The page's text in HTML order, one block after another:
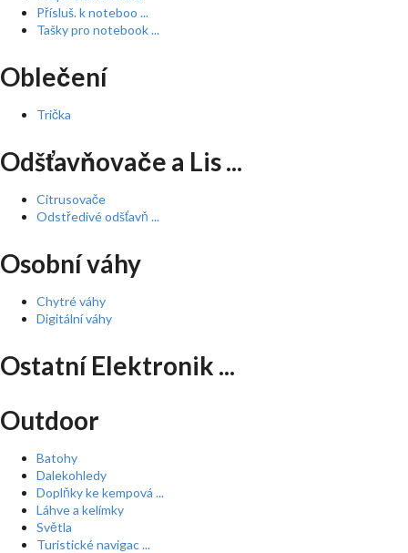
Přísluš. k noteboo ...
Tašky pro notebook ...
Oblečení
Trička
Odšťavňovače a Lis ...
Citrusovače
Odstředivé odšťavň ...
Osobní váhy
Chytré váhy
Digitální váhy
Ostatní Elektronik ...
Outdoor
Batohy
Dalekohledy
Doplňky ke kempová ...
Láhve a kelímky
Světla
Turistické navigac ...